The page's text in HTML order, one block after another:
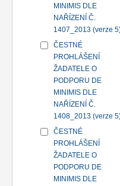
MINIMIS DLE
NAŘÍZENÍ Č.
1407_2013 (verze
ČESTNÉ
PROHLÁŠENÍ
ŽADATELE O
PODPORU DE
MINIMIS DLE
NAŘÍZENÍ Č.
1408_2013 (verze
ČESTNÉ
PROHLÁŠENÍ
ŽADATELE O
PODPORU DE
MINIMIS DLE